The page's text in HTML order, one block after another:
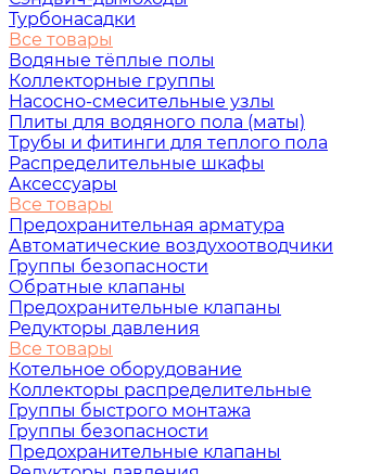
Турбонасадки
Все товары
Водяные тёплые полы
Коллекторные группы
Насосно-смесительные узлы
Плиты для водяного пола (маты)
Трубы и фитинги для теплого пола
Распределительные шкафы
Аксессуары
Все товары
Предохранительная арматура
Автоматические воздухоотводчики
Группы безопасности
Обратные клапаны
Предохранительные клапаны
Редукторы давления
Все товары
Котельное оборудование
Коллекторы распределительные
Группы быстрого монтажа
Группы безопасности
Предохранительные клапаны